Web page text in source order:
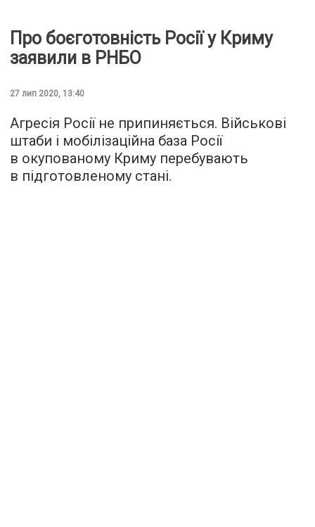
Про боєготовність Росії у Криму
заявили в РНБО
27 лип 2020, 13:40
Агресія Росії не припиняється. Військові
штаби і мобілізаційна база Росії
в окупованому Криму перебувають
в підготовленому стані.